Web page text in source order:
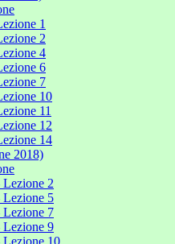
1
2
4
6
7
10
11
12
14
2018)
2
5
7
9
10